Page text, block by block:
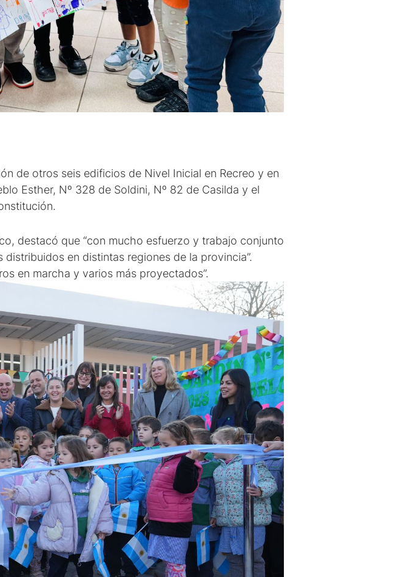
de otros seis edificios de Nivel Inicial en Recreo y en
Esther, Nº 328 de Soldini, Nº 82 de Casilda y el
destacó que “con mucho esfuerzo y trabajo conjunto
en distintas regiones de la provincia”.
en marcha y varios más proyectados”.